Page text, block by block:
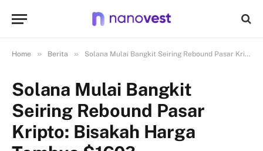
Home » Berita » Solana Mulai Bangkit Seiring Rebound Pasar Kripto: Bisakah Harga Tembus $160?
Solana Mulai Bangkit
Seiring Rebound Pasar
Kripto: Bisakah Harga